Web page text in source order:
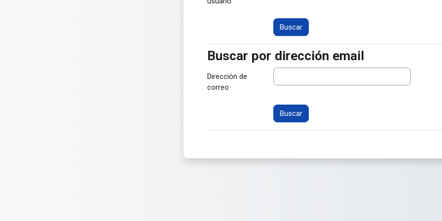
Buscar por dirección email
Buscar por dirección email
Dirección de
correo